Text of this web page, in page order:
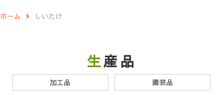
ホーム しいたけ
生産品
加工品 園芸品